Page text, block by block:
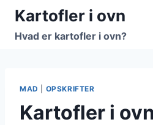
Fortsæt
indhold
Kartofler i ovn
Hvad er kartofler i ovn?
MAD OPSKRIFTER
Kartofler i